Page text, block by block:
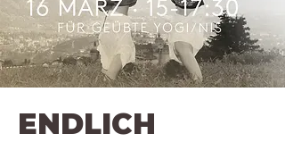
ENDLICH